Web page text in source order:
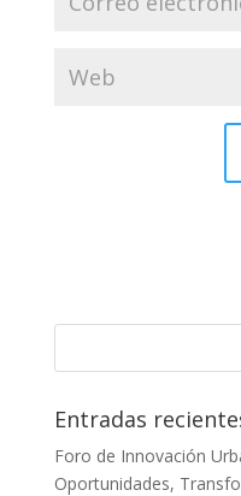
Entradas
Foro de Innovación
Oportunidades,